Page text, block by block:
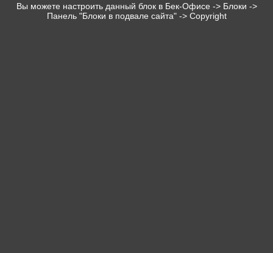
Вы можете настроить данный блок в Бек-Офисе -> Блоки ->
Панель "Блоки в подвале сайта" -> Copyright